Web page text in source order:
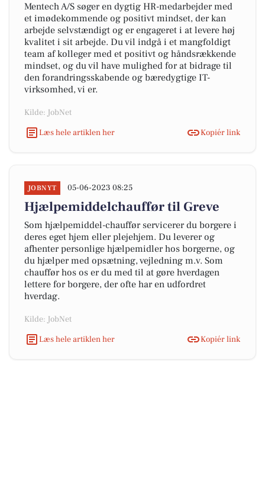
Mentech A/S søger en dygtig HR-medarbejder med
et imødekommende og positivt mindset, der kan
arbejde selvstændigt og er engageret i at levere høj
kvalitet i sit arbejde. Du vil indgå i et mangfoldigt
team af kolleger med et positivt og håndsrækkende
mindset, og du vil have mulighed for at bidrage til
den forandringsskabende og bæredygtige IT-
virksomhed, vi er.
Kilde: JobNet
Læs hele artiklen her
Kopiér link
JOBNYT 05-06-2023 08:25
Hjælpemiddelchauffør til Greve
Som hjælpemiddel-chauffør servicerer du borgere i
deres eget hjem eller plejehjem. Du leverer og
afhenter personlige hjælpemidler hos borgerne, og
du hjælper med opsætning, vejledning m.v. Som
chauffør hos os er du med til at gøre hverdagen
lettere for borgere, der ofte har en udfordret
hverdag.
Kilde: JobNet
Læs hele artiklen her
Kopiér link